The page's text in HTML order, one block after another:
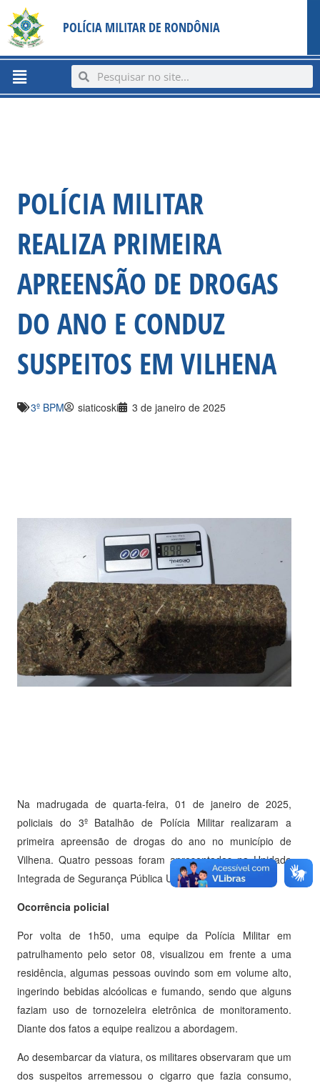
content
para
conteúdo
POLÍCIA MILITAR DE RONDÔNIA
Menu SearchSearch
POLÍCIA MILITAR
REALIZA PRIMEIRA
APREENSÃO DE DROGAS
DO ANO E CONDUZ
SUSPEITOS EM VILHENA
3º BPM siaticoski 3 de janeiro de 2025
Na madrugada de quarta-feira, 01 de janeiro de 2025,
policiais do 3º Batalhão de Polícia Militar realizaram a
primeira apreensão de drogas do ano no município de
Vilhena. Quatro pessoas foram apresentadas na Unidade
Integrada de Segurança Pública Unisp.
Ocorrência policial
Por volta de 1h50, uma equipe da Polícia Militar em
patrulhamento pelo setor 08, visualizou em frente a uma
residência, algumas pessoas ouvindo som em volume alto,
ingerindo bebidas alcóolicas e fumando, sendo que alguns
faziam uso de tornozeleira eletrônica de monitoramento.
Diante dos fatos a equipe realizou a abordagem.
Ao desembarcar da viatura, os militares observaram que um
dos suspeitos arremessou o cigarro que fazia consumo,